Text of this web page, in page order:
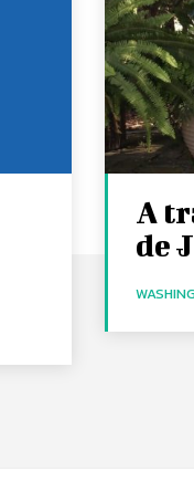
A
de